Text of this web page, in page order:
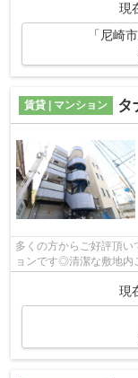
現
「尼崎
賃貸 | マンション タ
多くの方からご好評頂
ョンです◎清潔な敷地内
の物件で、電車での通勤
現